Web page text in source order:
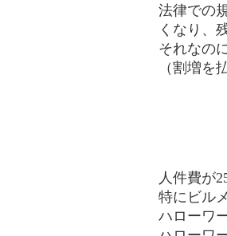
法律での
くなり、
それなの
（割増を
人件費が
特にビル
ハローワ